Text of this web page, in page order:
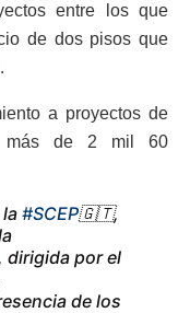
entre los que
de dos pisos que
a proyectos de
más de 2 mil 60
#SCEP🇬🇹,
, dirigida por el
de los